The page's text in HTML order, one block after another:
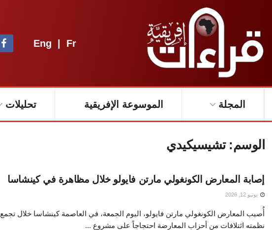
Eng | Fr
المجلة الموسوعة الإفريقية تحليلات
الوسم:تشيسيكيدي
إصابة المعارض الكونغولي مارتن فايولو خلال مظاهرة في كينشاسا
يونيو 12, 2026
أُصيب المعارض الكونغولي مارتن فايولو، اليوم الجمعة، في العاصمة كينشاسا خلال تجمع
نظمته ائتلافات من أحزاب المعارضة احتجاجاً على مشروع ...